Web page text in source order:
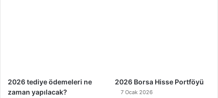
2026 tediye ödemeleri ne
zaman yapılacak?
2026 Borsa Hisse Portföyü
7 Ocak 2026